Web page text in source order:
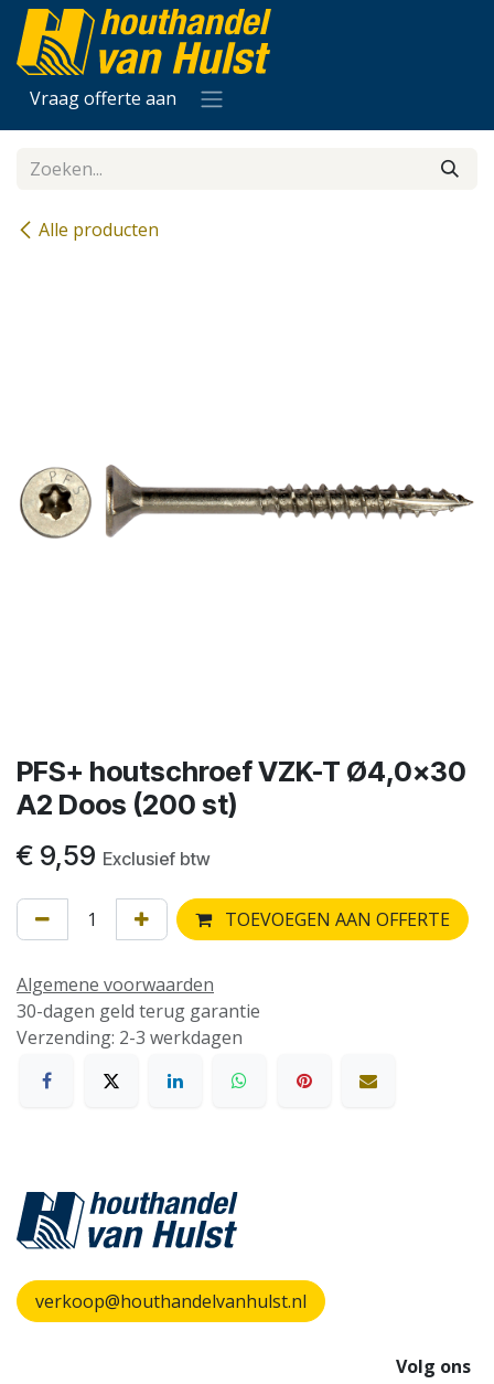
Overslaan naar inhoud
Vraag offerte aan
Alle producten
PFS+ houtschroef VZK-T Ø4,0x30
A2 Doos (200 st)
€ 9,59 Exclusief btw
TOEVOEGEN AAN OFFERTE
Algemene voorwaarden
30-dagen geld terug garantie
Verzending: 2-3 werkdagen
verkoop@houthandelvanhulst.nl
Volg ons